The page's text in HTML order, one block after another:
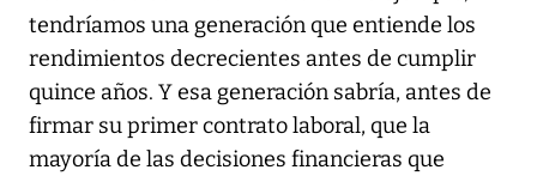
tendríamos una generación que entiende los
rendimientos decrecientes antes de cumplir
quince años. Y esa generación sabría, antes de
firmar su primer contrato laboral, que la
mayoría de las decisiones financieras que